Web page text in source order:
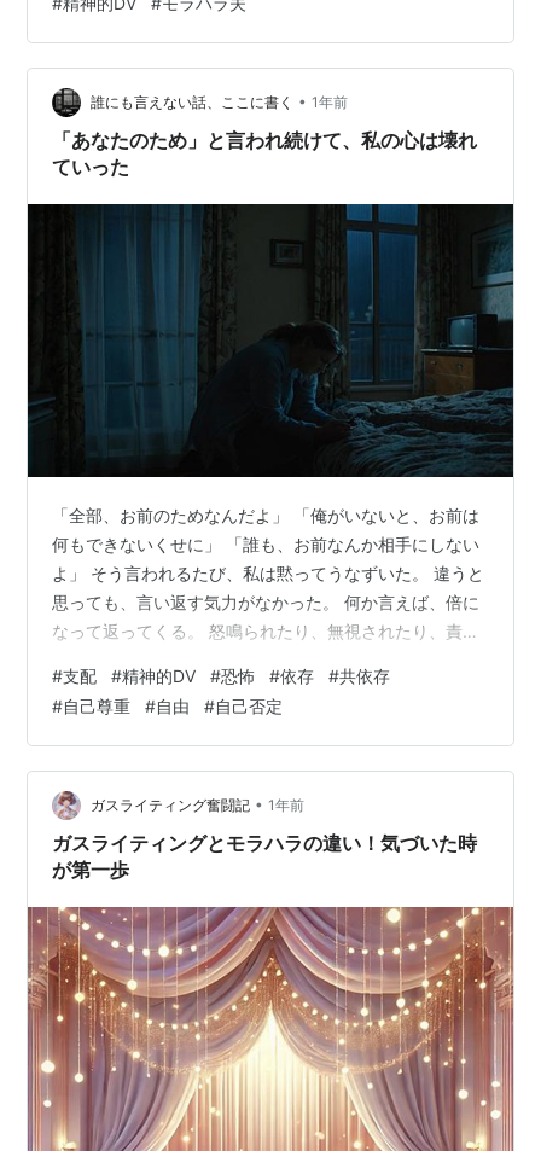
「事業がうまくいってないから、家を売る。見られてま
ずいものがあれば片付けといて。」 「え？旅行に行くか
ら言ってるの？」と聞くと、 「違う。前から決めてた」
理由を聞くと、以前、事業がうまくいっていないと聞い
たときに私が「そうね…
誰にも言えない話、ここに書く • 1年前
「あなたのため」と言われ続けて、私の心は壊れ
ていった
「全部、お前のためなんだよ」 「俺がいないと、お前は
何もできないくせに」 「誰も、お前なんか相手にしない
よ」 そう言われるたび、私は黙ってうなずいた。 違うと
思っても、言い返す気力がなかった。 何か言えば、倍に
なって返ってくる。 怒鳴られたり、無視されたり、責め
意見を持たない。 笑顔だけ浮かべて、相手の機嫌をうか
がう。 怒らせないように、常に“正しい自分”を演じる。
そして、 「私は間違ってるんだ」「私が悪いんだ」 そう
思い込むようになった。 気づいたら、自分の感情がわか
らなくなっていた。 泣きたいのに涙が出ない。 笑ってい
ても心が冷たい…
#支配 #精神的DV #恐怖 #依存 #共依存
#自己尊重 #自由 #自己否定
ガスライティング奮闘記 • 1年前
ガスライティングとモラハラの違い！気づいた時
が第一歩